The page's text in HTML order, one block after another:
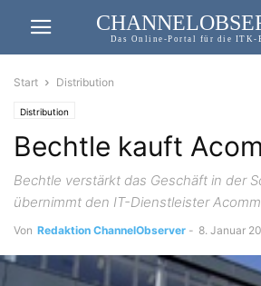
Das Online-Portal für die ITK-
Start Distribution
Distribution
Bechtle kauft
Bechtle verstärkt das Geschäft in der
übernimmt den IT-Dienstleister
Von Redaktion ChannelObserver - 8. Januar